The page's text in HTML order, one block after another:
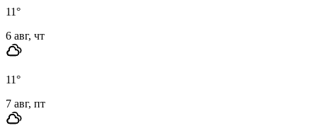
11°
6 авг, чт
11°
7 авг, пт